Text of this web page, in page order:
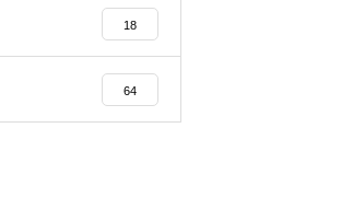
18
64